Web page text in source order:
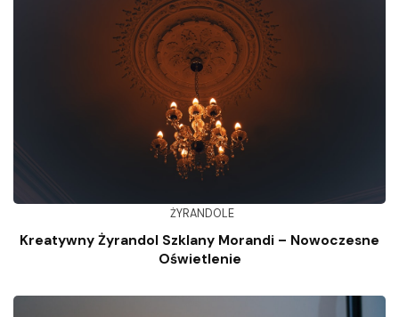
ŻYRANDOLE
Kreatywny Żyrandol Szklany Morandi – Nowoczesne
Oświetlenie